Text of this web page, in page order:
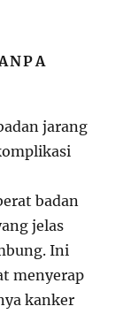
jarang
badan
jelas
Ini
menyerap
kanker